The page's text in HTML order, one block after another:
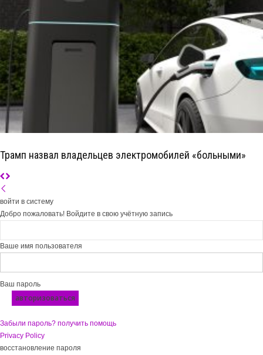
Трамп назвал владельцев электромобилей «больными»
войти в систему
Добро пожаловать! Войдите в свою учётную запись
Ваше имя пользователя
Ваш пароль
Забыли пароль? получить помощь
Privacy Policy
восстановление пароля